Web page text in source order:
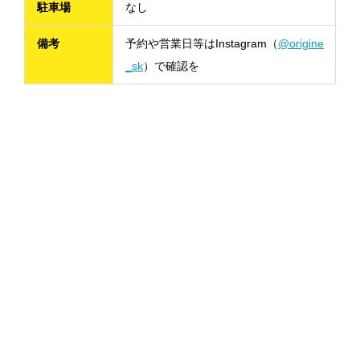
駐車場 なし
備考 予約や営業日等はInstagram（@origine
_sk）で確認を